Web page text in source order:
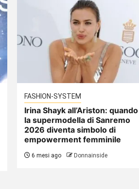
FASHION-SYSTEM
Irina Shayk all’Ariston: quando
la supermodella di Sanremo
2026 diventa simbolo di
empowerment femminile
6 mesi ago Donnainside